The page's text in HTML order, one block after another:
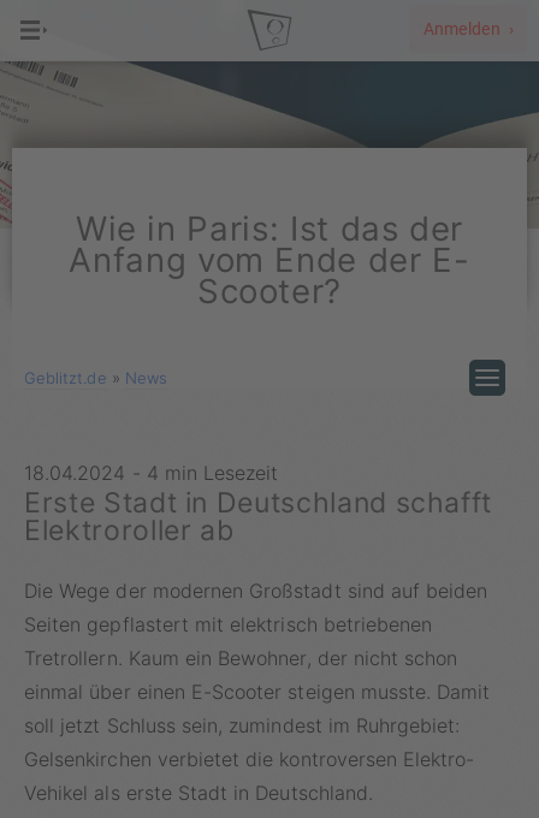
Anmelden ›
Wie in Paris: Ist das der
Anfang vom Ende der E-
Scooter?
Geblitzt.de » News
18.04.2024 - 4 min Lesezeit
Erste Stadt in Deutschland schafft
Elektroroller ab
Die Wege der modernen Großstadt sind auf beiden
Seiten gepflastert mit elektrisch betriebenen
Tretrollern. Kaum ein Bewohner, der nicht schon
einmal über einen E-Scooter steigen musste. Damit
soll jetzt Schluss sein, zumindest im Ruhrgebiet:
Gelsenkirchen verbietet die kontroversen Elektro-
Vehikel als erste Stadt in Deutschland.